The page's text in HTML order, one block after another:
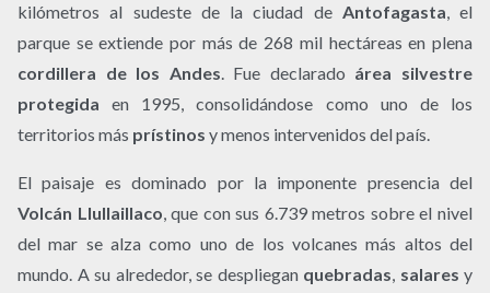
kilómetros al sudeste de la ciudad de Antofagasta, el
parque se extiende por más de 268 mil hectáreas en plena
cordillera de los Andes. Fue declarado área silvestre
protegida en 1995, consolidándose como uno de los
territorios más prístinos y menos intervenidos del país.
El paisaje es dominado por la imponente presencia del
Volcán Llullaillaco, que con sus 6.739 metros sobre el nivel
del mar se alza como uno de los volcanes más altos del
mundo. A su alrededor, se despliegan quebradas, salares y